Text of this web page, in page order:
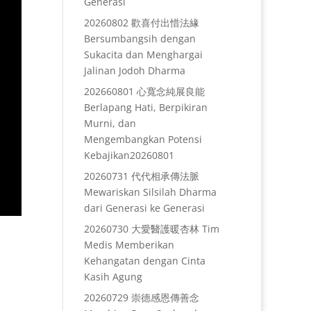
20260802 歡喜付出惜法緣
Bersumbangsih dengan
Sukacita dan Menghargai
Jalinan Jodoh Dharma
202660801 心寬念純展良能
Berlapang Hati, Berpikiran
Murni, dan
Mengembangkan Potensi
Kebajikan20260801
20260731 代代相承傳法脈
Mewariskan Silsilah Dharma
dari Generasi ke Generasi
20260730 大愛醫護暖杏林 Tim
Medis Memberikan
Kehangatan dengan Cinta
Kasih Agung
20260729 崇德感恩傳善念